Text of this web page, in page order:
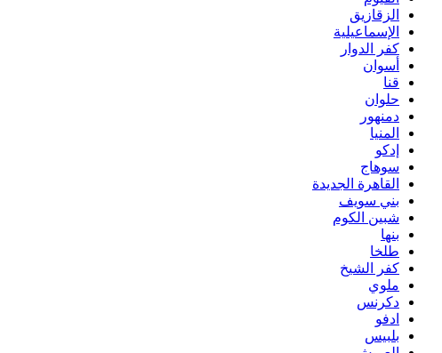
الزقازيق
الإسماعيلية
كفر الدوار
أسوان
قنا
حلوان
دمنهور
المنيا
إدكو
سوهاج
القاهرة الجديدة
بني سويف
شبين الكوم
بنها
طلخا
كفر الشيخ
ملوي
دكرنس
ادفو
بلبيس